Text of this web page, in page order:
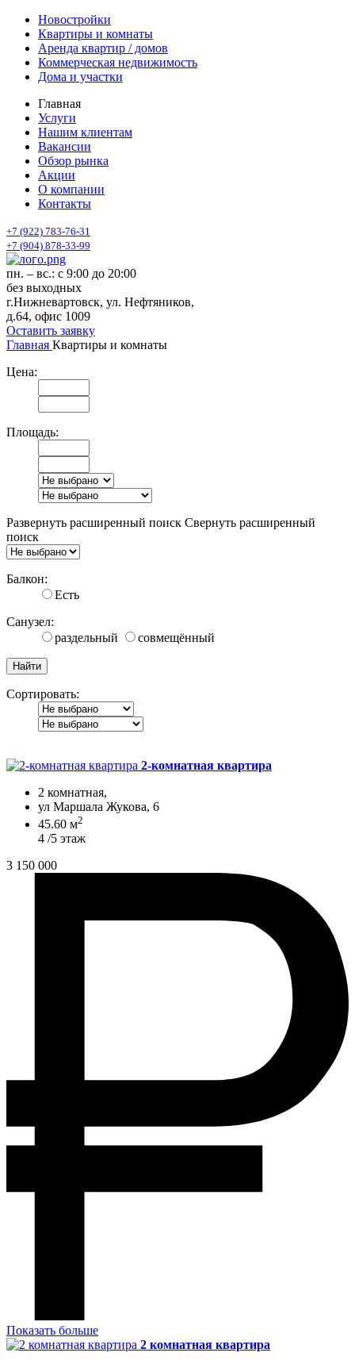
Новостройки
Квартиры и комнаты
Аренда квартир / домов
Коммерческая недвижимость
Дома и участки
Главная
Услуги
Нашим клиентам
Вакансии
Обзор рынка
Акции
О компании
Контакты
+7 (922) 783-76-31
+7 (904) 878-33-99
пн. – вс.: с 9:00 до 20:00
без выходных
г.Нижневартовск, ул. Нефтяников,
д.64, офис 1009
Оставить заявку
Главная Квартиры и комнаты
Цена:
Площадь:
Развернуть расширенный поиск Свернуть расширенный
поиск
Балкон:
Есть
Санузел:
раздельный
совмещённый
Сортировать:
2-комнатная квартира
2 комнатная,
ул Маршала Жукова, 6
45.60 м2
4 /5 этаж
3 150 000
Показать больше
2 комнатная квартира